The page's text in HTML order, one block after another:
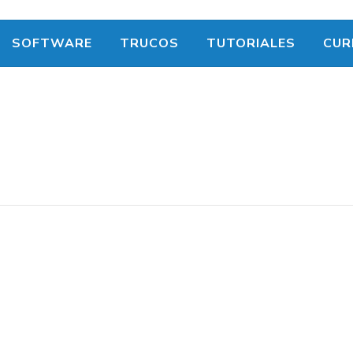
SOFTWARE TRUCOS TUTORIALES